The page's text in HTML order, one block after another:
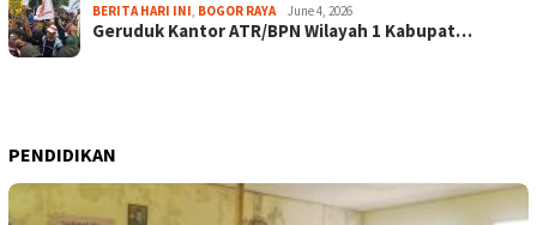
BERITA HARI INI, BOGOR RAYA June 4, 2026
Geruduk Kantor ATR/BPN Wilayah 1 Kabupat…
PENDIDIKAN